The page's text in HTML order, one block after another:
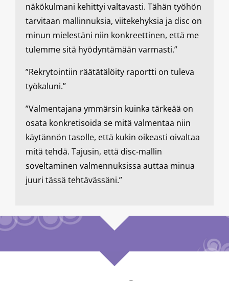
näkökulmani kehittyi valtavasti. Tähän työhön
tarvitaan mallinnuksia, viitekehyksia ja disc on
minun mielestäni niin konkreettinen, että me
tulemme sitä hyödyntämään varmasti.”
”Rekrytointiin räätätälöity raportti on tuleva
työkaluni.”
”Valmentajana ymmärsin kuinka tärkeää on
osata konkretisoida se mitä valmentaa niin
käytännön tasolle, että kukin oikeasti oivaltaa
mitä tehdä. Tajusin, että disc-mallin
soveltaminen valmennuksissa auttaa minua
juuri tässä tehtävässäni.”